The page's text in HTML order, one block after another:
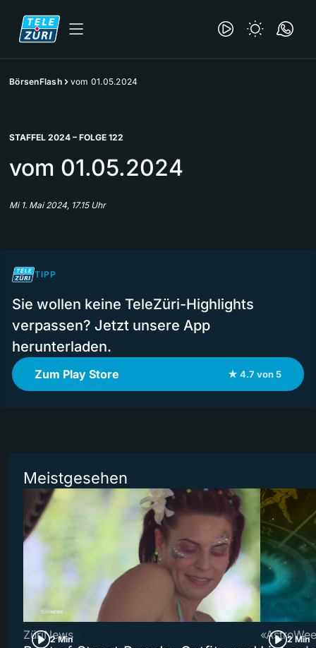
BörsenFlash vom 01.05.2024
STAFFEL 2024 – FOLGE 122
vom 01.05.2024
Mi 1. Mai 2024, 17.15 Uhr
TIPP
Sie wollen keine TeleZüri-Highlights
verpassen? Jetzt unsere App
herunterladen.
Zum Play Store ★ 4.7 von 5
Meistgesehen
2 Min
ZüriNews 2 Min